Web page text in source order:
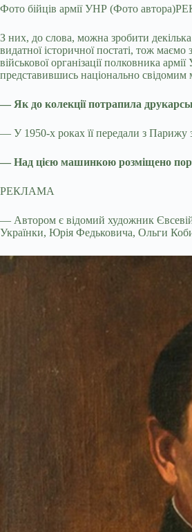
Фото бійців армії УНР (Фото
З них, до слова, можна зробити
видатної історичної постаті, тож
військової організації полковника
представившись національно
— Як до колекції потрапила
— У 1950-х роках її передали з Парижу
— Над цією машинкою розміщено
РЕКЛАМА
— Автором є відомий художник Євсевій
Українки, Юрія Федьковича, Ольги